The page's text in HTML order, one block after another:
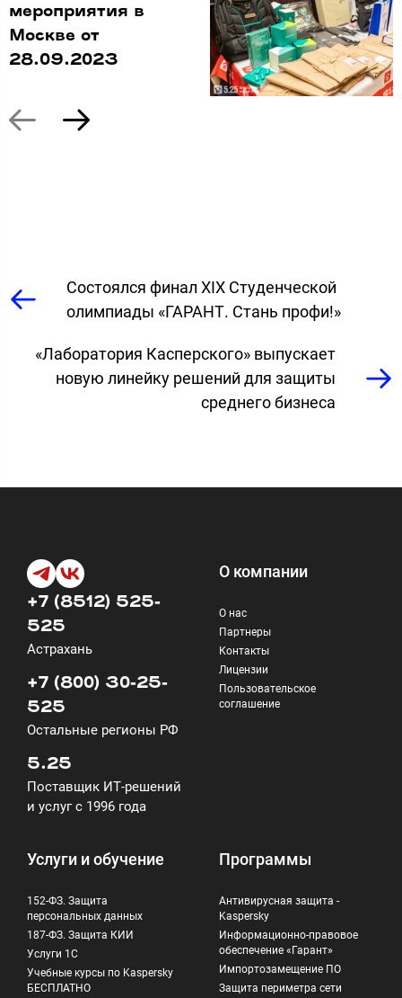
мероприятия в
Москве от
28.09.2023
Cостоялся финал XIX Студенческой
олимпиады «ГАРАНТ. Стань профи!»
«Лаборатория Касперского» выпускает
новую линейку решений для защиты
среднего бизнеса
+7 (8512) 525-
525
Астрахань
+7 (800) 30-25-
525
Остальные регионы РФ
5.25
Поставщик ИТ-решений
и услуг с 1996 года
О компании
О нас
Партнеры
Контакты
Лицензии
Пользовательское
соглашение
Услуги и обучение
152-ФЗ. Защита
персональных данных
187-ФЗ. Защита КИИ
Услуги 1С
Учебные курсы по Kaspersky
БЕСПЛАТНО
Программы
Антивирусная защита -
Kaspersky
Информационно-правовое
обеспечение «Гарант»
Импортозамещение ПО
Защита периметра сети